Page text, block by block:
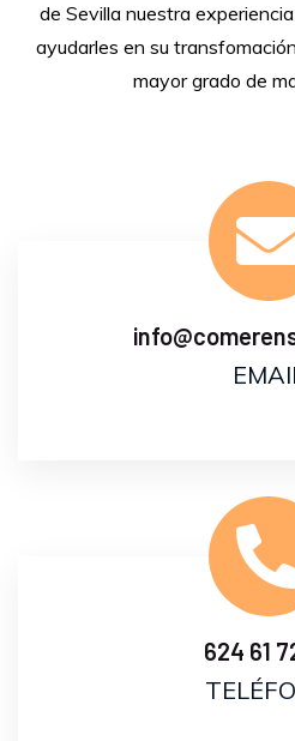
de Sevilla nuestra
ayudarles en su
mayor grado de
624 61